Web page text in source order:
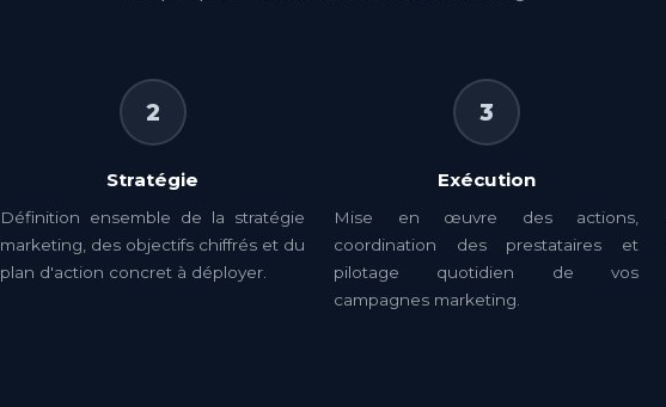
2
Stratégie
Définition ensemble de la stratégie
marketing, des objectifs chiffrés et du
plan d'action concret à déployer.
3
Exécution
Mise en œuvre des actions,
coordination des prestataires et
pilotage quotidien de vos
campagnes marketing.